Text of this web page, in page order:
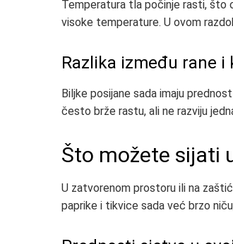
Temperatura tla počinje rasti, što
visoke temperature. U ovom
Razlika između rane i
Biljke posijane sada imaju
često brže rastu, ali ne razviju
Što možete sijati
U zatvorenom prostoru ili na
paprike i tikvice sada već brzo